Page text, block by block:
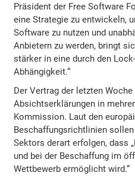
Präsident der Free Software
eine Strategie zu entwickeln,
Software zu nutzen und
Anbietern zu werden, bringt
stärker in eine durch den
Abhängigkeit.“
Der Vertrag der letzten
Absichtserklärungen in
Kommission. Laut den
Beschaffungsrichtlinien
Sektors derart erfolgen, dass
und bei der Beschaffung im
Wettbewerb ermöglicht wird.“